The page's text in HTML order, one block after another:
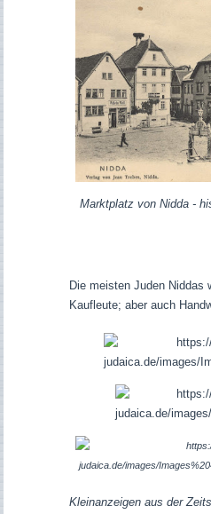
Marktplatz von Nidda -
Die meisten Juden Niddas
Kaufleute; aber auch
Kleinanzeigen aus der